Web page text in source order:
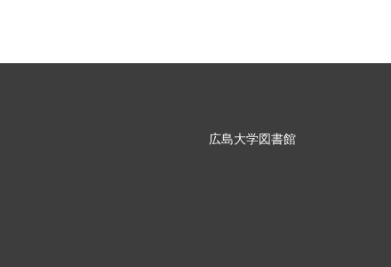
広島大学図書館